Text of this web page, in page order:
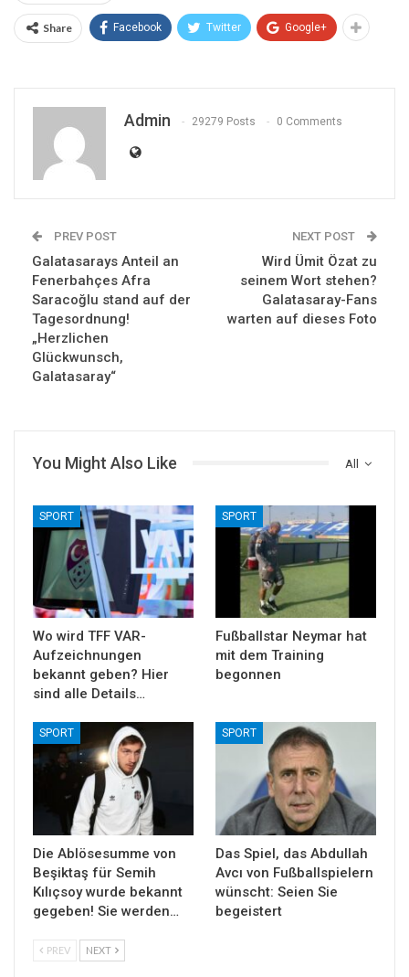
Share Facebook Twitter Google+
Admin 29279 Posts 0 Comments
PREV POST
Galatasarays Anteil an
Fenerbahçes Afra
Saracoğlu stand auf der
Tagesordnung!
„Herzlichen
Glückwunsch,
Galatasaray“
NEXT POST
Wird Ümit Özat zu
seinem Wort stehen?
Galatasaray-Fans
warten auf dieses Foto
All
You Might Also Like
SPORT
Wo wird TFF VAR-
Aufzeichnungen
bekannt geben? Hier
sind alle Details…
SPORT
Fußballstar Neymar hat
mit dem Training
begonnen
SPORT
Die Ablösesumme von
Beşiktaş für Semih
Kılıçsoy wurde bekannt
gegeben! Sie werden…
SPORT
Das Spiel, das Abdullah
Avcı von Fußballspielern
wünscht: Seien Sie
begeistert
PREV NEXT